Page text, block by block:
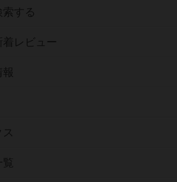
する
レビュー